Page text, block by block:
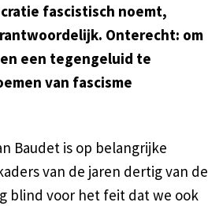
fascistisch noemt,
Onterecht: om
een tegengeluid te
van fascisme
Baudet is op belangrijke
van de jaren dertig van de
blind voor het feit dat we ook